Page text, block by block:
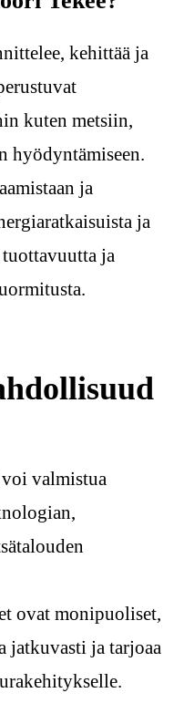
kehittää ja
kuten metsiin,
hyödyntämiseen.
ja
ja
tuottavuutta ja
voi valmistua
ovat monipuoliset,
jatkuvasti ja tarjoaa